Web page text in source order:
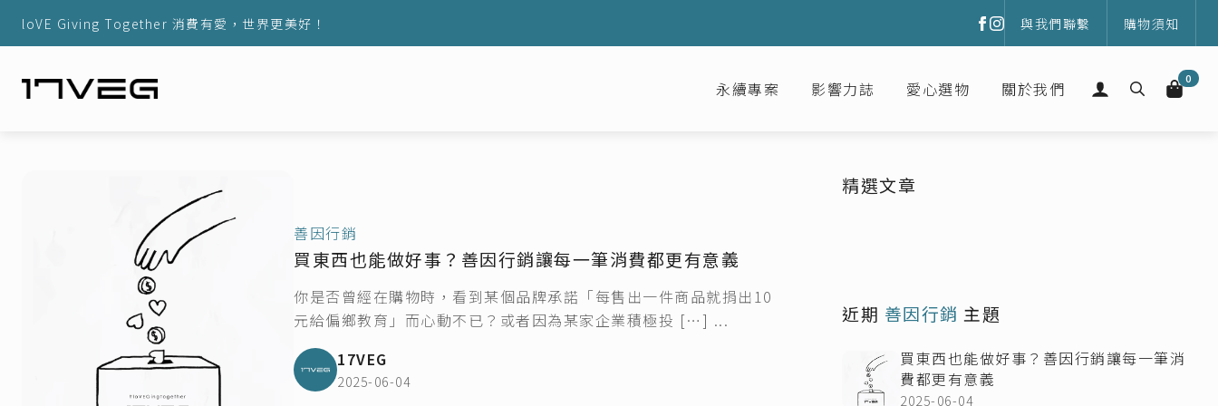
loVE Giving Together 消費有愛，世界更美好！ 與我們聯繫 購物須知
永續專案 影響力誌 愛心選物
關於我們
0
買東西也能做好事？善因行銷讓每一筆消費都更有意義
你是否曾經在購物時，看到某個品牌承諾「每售出一件商品就捐出10
元給偏鄉教育」而心動不已？或者因為某家企業積極投 […] ...
17VEG
2025-06-04
善因行銷
精選文章
近期 善因行銷 主題
買東西也能做好事？善因行銷讓每一筆消
費都更有意義
2025-06-04